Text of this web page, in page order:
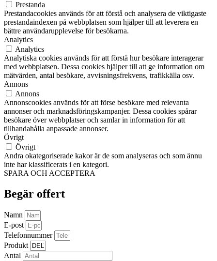
Prestanda
Prestandacookies används för att förstå och analysera de viktigaste
prestandaindexen på webbplatsen som hjälper till att leverera en
bättre användarupplevelse för besökarna.
Analytics
Analytics
Analytiska cookies används för att förstå hur besökare interagerar
med webbplatsen. Dessa cookies hjälper till att ge information om
mätvärden, antal besökare, avvisningsfrekvens, trafikkälla osv.
Annons
Annons
Annonscookies används för att förse besökare med relevanta
annonser och marknadsföringskampanjer. Dessa cookies spårar
besökare över webbplatser och samlar in information för att
tillhandahålla anpassade annonser.
Övrigt
Övrigt
Andra okategoriserade kakor är de som analyseras och som ännu
inte har klassificerats i en kategori.
SPARA OCH ACCEPTERA
Begär offert
Namn
E-post
Telefonnummer
Produkt
Antal